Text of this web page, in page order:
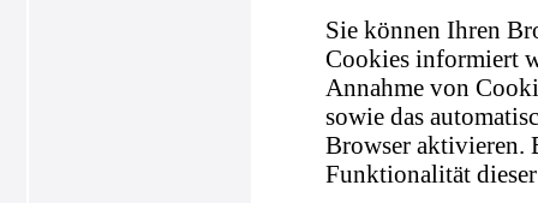
Sie können Ihren
Cookies informiert
Annahme von
sowie das
Browser aktivieren.
Funktionalität